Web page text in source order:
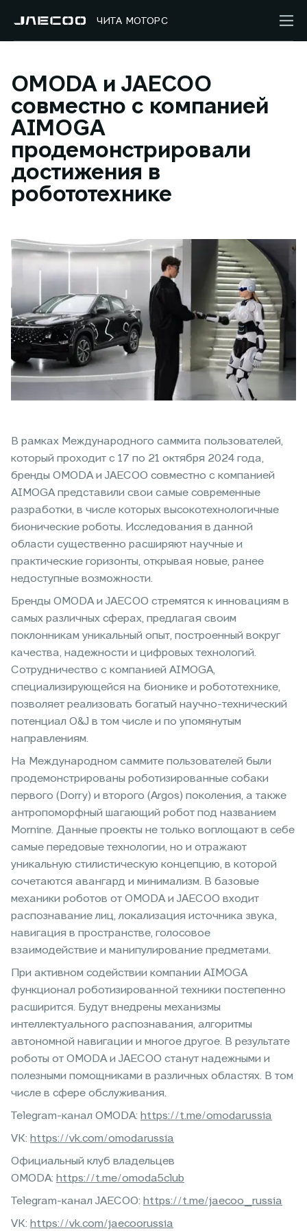
ЧИТА МОТОРС
OMODA и JAECOO
совместно с компанией
AIMOGA
продемонстрировали
достижения в
робототехнике
В рамках Международного саммита пользователей,
который проходит с 17 по 21 октября 2024 года,
бренды OMODA и JAECOO совместно с компанией
AIMOGA представили свои самые современные
разработки, в числе которых высокотехнологичные
бионические роботы. Исследования в данной
области существенно расширяют научные и
практические горизонты, открывая новые, ранее
недоступные возможности.
Бренды OMODA и JAECOO стремятся к инновациям в
самых различных сферах, предлагая своим
поклонникам уникальный опыт, построенный вокруг
качества, надежности и цифровых технологий.
Сотрудничество с компанией AIMOGA,
специализирующейся на бионике и робототехнике,
позволяет реализовать богатый научно-технический
потенциал O&J в том числе и по упомянутым
направлениям.
На Международном саммите пользователей были
продемонстрированы роботизированные собаки
первого (Dorry) и второго (Argos) поколения, а также
антропоморфный шагающий робот под названием
Mornine. Данные проекты не только воплощают в себе
самые передовые технологии, но и отражают
уникальную стилистическую концепцию, в которой
сочетаются авангард и минимализм. В базовые
механики роботов от OMODA и JAECOO входит
распознавание лиц, локализация источника звука,
навигация в пространстве, голосовое
взаимодействие и манипулирование предметами.
При активном содействии компании AIMOGA
функционал роботизированной техники постепенно
расширится. Будут внедрены механизмы
интеллектуального распознавания, алгоритмы
автономной навигации и многое другое. В результате
роботы от OMODA и JAECOO станут надежными и
полезными помощниками в различных областях. В том
числе в сфере обслуживания.
Telegram-канал OMODA: https://t.me/omodarussia
VK: https://vk.com/omodarussia
Официальный клуб владельцев
OMODA: https://t.me/omoda5club
Telegram-канал JAECOO: https://t.me/jaecoo_russia
VK: https://vk.com/jaecoorussia